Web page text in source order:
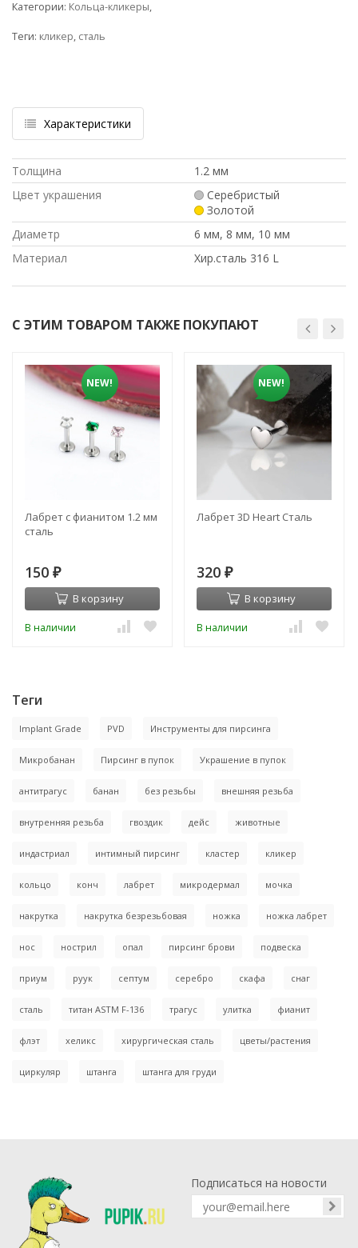
Категории: Кольца-кликеры,
Теги: кликер, сталь
Характеристики
Толщина
1.2 мм
Цвет украшения
Серебристый
Золотой
Диаметр
6 мм, 8 мм, 10 мм
Материал
Хир.сталь 316 L
С ЭТИМ ТОВАРОМ ТАКЖЕ ПОКУПАЮТ
NEW!
Лабрет с фианитом 1.2 мм
сталь
150 ₽
В корзину
В наличии
NEW!
Лабрет 3D Heart Сталь
320 ₽
В корзину
В наличии
Теги
Implant Grade PVD Инструменты для пирсинга
Микробанан Пирсинг в пупок Украшение в пупок
антитрагус банан без резьбы внешняя резьба
внутренняя резьба гвоздик дейс животные
индастриал интимный пирсинг кластер кликер
кольцо конч лабрет микродермал мочка
накрутка накрутка безрезьбовая ножка ножка лабрет
нос нострил опал пирсинг брови подвеска
приум руук септум серебро скафа снаг
сталь титан ASTM F-136 трагус улитка фианит
флэт хеликс хирургическая сталь цветы/растения
циркуляр штанга штанга для груди
Подписаться на новости